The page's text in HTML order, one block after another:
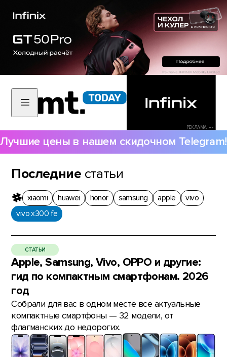
РЕКЛАМА •••
Лучшие цены в нашем скидочном Telegram!
Последние статьи
xiaomi huawei honor samsung apple
vivo
vivo x300 fe
СТАТЬИ
Apple, Samsung, Vivo, OPPO и другие:
гид по компактным смартфонам. 2026
год
Собрали для вас в одном месте все актуальные
компактные смартфоны — 32 модели, от
флагманских до недорогих.